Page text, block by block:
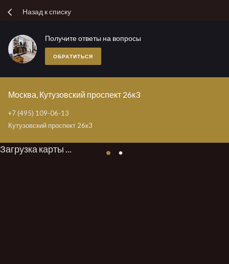
Назад к списку
Получите ответы на вопросы
ОБРАТИТЬСЯ
Москва, Кутузовский проспект 26к3
+7 (495) 109-06-13
Кутузовский проспект 26к3
Загрузка карты ...